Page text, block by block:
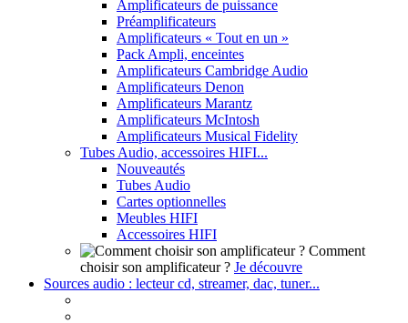
Amplificateurs de puissance
Préamplificateurs
Amplificateurs « Tout en un »
Pack Ampli, enceintes
Amplificateurs Cambridge Audio
Amplificateurs Denon
Amplificateurs Marantz
Amplificateurs McIntosh
Amplificateurs Musical Fidelity
Tubes Audio, accessoires HIFI...
Nouveautés
Tubes Audio
Cartes optionnelles
Meubles HIFI
Accessoires HIFI
Comment
choisir son amplificateur ? Je découvre
Sources audio : lecteur cd, streamer, dac, tuner...